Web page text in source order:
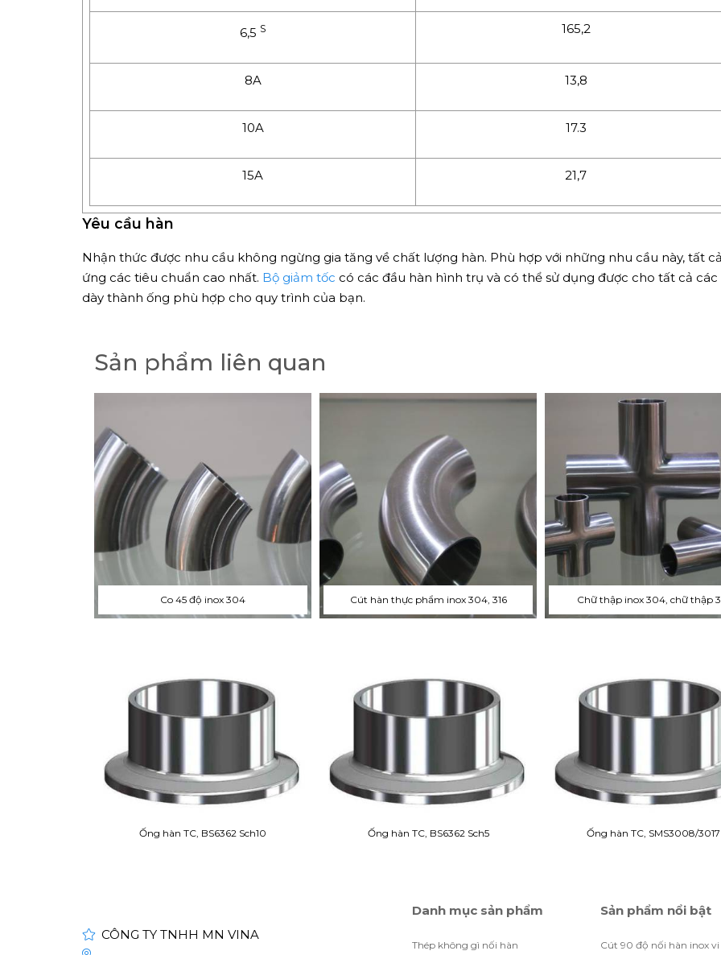
6,5 S 165,2
8A 13,8
10A 17.3
15A 21,7
Yêu cầu hàn
Nhận thức được nhu cầu không ngừng gia tăng về chất lượng hàn. Phù hợp với những nhu cầu này, tất
ứng các tiêu chuẩn cao nhất. Bộ giảm tốc có các đầu hàn hình trụ và có thể sử dụng được cho tất cả
dày thành ống phù hợp cho quy trình của bạn.
Sản phẩm liên quan
Co 45 độ inox 304 Cút hàn thực phẩm inox 304, 316 Chữ thập inox 304, chữ thập
Ống hàn TC, BS6362 Sch10 Ống hàn TC, BS6362 Sch5 Ống hàn TC, SMS3008/3017
CÔNG TY TNHH MN VINA
Danh mục sản phẩm
Thép không gì nối hàn
Sản phẩm nổi bật
Cút 90 độ nối hàn inox vi